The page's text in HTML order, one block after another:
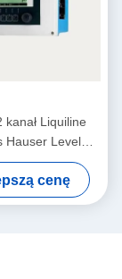
kanał Liquiline
Hauser Level
CM442-
cenę